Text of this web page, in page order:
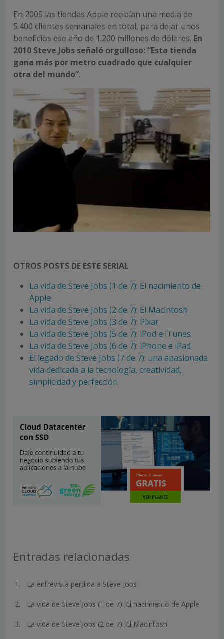
En 2005 las tiendas Apple recibían una media de
5.400 clientes semanales en total, para dejar unos
beneficios ese año de 1.200 millones de dólares. En
2010 Steve Jobs señaló orgulloso: “Esta tienda
gana más por metro cuadrado que cualquier
otra del mundo”.
OTROS POSTS DE ESTE SERIAL
La vida de Steve Jobs (1 de 7): El nacimiento de
Apple
La vida de Steve Jobs (2 de 7): El Macintosh
La vida de Steve Jobs (3 de 7): Pixar
La vida de Steve Jobs (5 de 7): iPod e iTunes
La vida de Steve Jobs (6 de 7): iPhone e iPad
El legado de Steve Jobs (7 de 7): una apasionada
vida dedicada a la tecnología, creatividad,
simplicidad y perfección
Entradas relacionadas
La entrevista perdida a Steve Jobs
La vida de Steve Jobs (1 de 7): El nacimiento de Apple
La vida de Steve Jobs (2 de 7): El Macintosh